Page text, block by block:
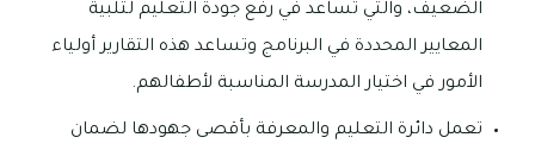
الضعيف، والتي تساعد في رفع جودة التعليم لتلبية
المعايير المحددة في البرنامج وتساعد هذه التقارير أولياء
الأمور في اختيار المدرسة المناسبة لأطفالهم.
تعمل دائرة التعليم والمعرفة بأقصى جهودها لضمان